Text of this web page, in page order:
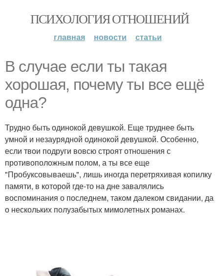
ПСИХОЛОГИЯ ОТНОШЕНИЙ
главная новости статьи
В случае если ты такая
хорошая, почему ты все ещё
одна?
Трудно быть одинокой девушкой. Еще труднее быть
умной и незаурядной одинокой девушкой. Особенно,
если твои подруги вовсю строят отношения с
противоположным полом, а ты все еще
"Пробуксовываешь", лишь иногда перетряхивая копилку
памяти, в которой где-то на дне завалялись
воспоминания о последнем, таком далеком свидании, да
о нескольких полузабытых мимолетных романах.